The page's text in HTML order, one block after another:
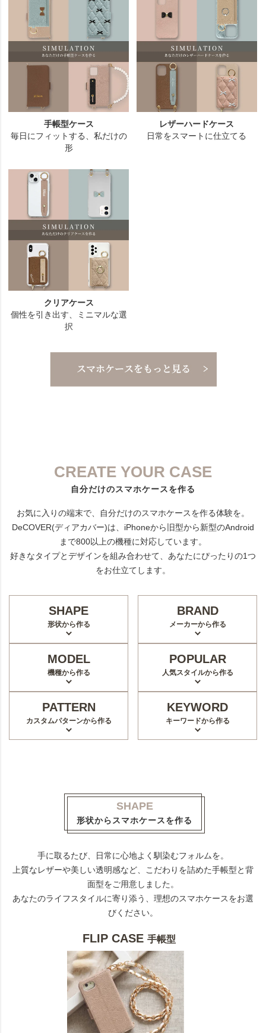
CREATE YOUR CASE
自分だけのスマホケースを作る
お気に入りの端末で、自分だけのスマホケースを作る体験を。
DeCOVER(ディアカバー)は、iPhoneから旧型から新型のAndroid
まで800以上の機種に対応しています。
好きなタイプとデザインを組み合わせて、あなたにぴったりの1つ
をお仕立てします。
SHAPE
形状から作る
BRAND
メーカーから作る
MODEL
機種から作る
POPULAR
人気スタイルから作る
PATTERN
カスタムパターンから作る
KEYWORD
キーワードから作る
SHAPE
形状からスマホケースを作る
手に取るたび、日常に心地よく馴染むフォルムを。
上質なレザーや美しい透明感など、こだわりを詰めた手帳型と背
面型をご用意しました。
あなたのライフスタイルに寄り添う、理想のスマホケースをお選
びください。
FLIP CASE手帳型